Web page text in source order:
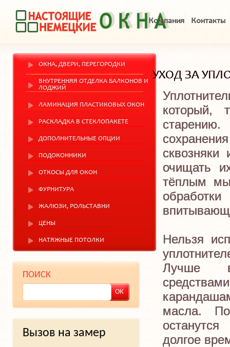
Компания Контакты
ОКНА, ДВЕРИ, ПЕРЕГОРОДКИ
ВНУТРЕННЯЯ ОТДЕЛКА БАЛКОНОВ И
ЛОДЖИЙ
ЛАМИНАЦИЯ ПЛАСТИКОВЫХ ОКОН
РАСКЛАДКА В СТЕКЛОПАКЕТЕ
ДОПОЛНИТЕЛЬНЫЕ ОПЦИИ
ПОДОКОННИКИ
ОТКОСЫ ДЛЯ ОКОН
ФУРНИТУРА
ЖАЛЮЗИ, РОЛЬСТАВНИ
ЦЕНЫ
НАТЯЖНЫЕ ПОТОЛКИ
ПОИСК
Вызов на замер
УХОД ЗА
который,
очищать
тёплым
Нельзя
Лучше
масла.
долгое